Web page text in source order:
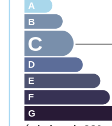
G
F
E
D
C
B
A